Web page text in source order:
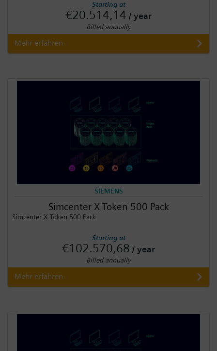
Starting at
€20.514,14 / year
Billed annually
Mehr erfahren
SIEMENS
Simcenter X Token 500 Pack
Simcenter X Token 500 Pack
Starting at
€102.570,68 / year
Billed annually
Mehr erfahren